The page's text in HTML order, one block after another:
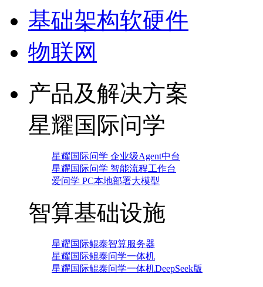
基础架构软硬件
物联网
产品及解决方案
星耀国际问学
星耀国际问学 企业级Agent中台
星耀国际问学 智能流程工作台
爱问学 PC本地部署大模型
智算基础设施
星耀国际鲲泰智算服务器
星耀国际鲲泰问学一体机
星耀国际鲲泰问学一体机DeepSeek版